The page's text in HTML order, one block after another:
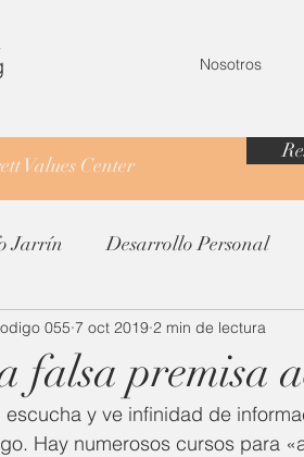
Nosotros
Values Center
Jarrín Desarrollo Personal
falsa premisa
055 7 oct 2019 2 min de lectura
escucha y ve infinidad de
Hay numerosos cursos para